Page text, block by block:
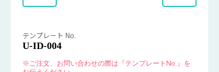
テンプレート No.
U-ID-004
※ご注文、お問い合わせの際は『テンプレートNo.』を